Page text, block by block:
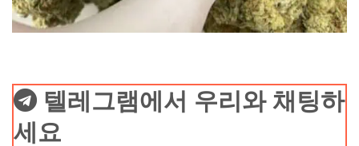
텔레그램에서 우리와 채팅하
세요